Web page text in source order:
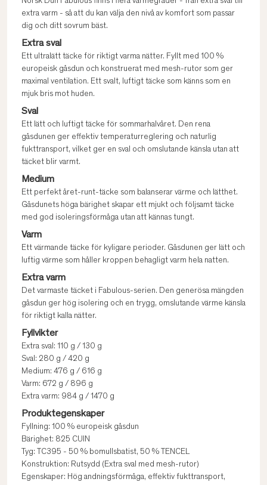
extra varm - så att du kan välja den nivå av komfort som passar
dig och ditt sovrum bäst.
Extra sval
Ett ultralätt täcke för riktigt varma nätter. Fyllt med 100 %
europeisk gåsdun och konstruerat med mesh-rutor som ger
maximal ventilation. Ett svalt, luftigt täcke som känns som en
mjuk bris mot huden.
Sval
Ett lätt och luftigt täcke för sommarhalvåret. Den rena
gåsdunen ger effektiv temperaturreglering och naturlig
fukttransport, vilket ger en sval och omslutande känsla utan att
täcket blir varmt.
Medium
Ett perfekt året-runt-täcke som balanserar värme och lätthet.
Gåsdunets höga bärighet skapar ett mjukt och följsamt täcke
med god isoleringsförmåga utan att kännas tungt.
Varm
Ett värmande täcke för kyligare perioder. Gåsdunen ger lätt och
luftig värme som håller kroppen behagligt varm hela natten.
Extra varm
Det varmaste täcket i Fabulous-serien. Den generösa mängden
gåsdun ger hög isolering och en trygg, omslutande värme känsla
för riktigt kalla nätter.
Fyllvikter
Extra sval: 110 g / 130 g
Sval: 280 g / 420 g
Medium: 476 g / 616 g
Varm: 672 g / 896 g
Extra varm: 984 g / 1470 g
Produktegenskaper
Fyllning: 100 % europeisk gåsdun
Bärighet: 825 CUIN
Tyg: TC395 - 50 % bomullsbatist, 50 % TENCEL
Konstruktion: Rutsydd (Extra sval med mesh-rutor)
Egenskaper: Hög andningsförmåga, effektiv fukttransport,